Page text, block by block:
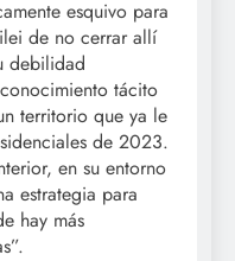
esquivo para
de no cerrar allí
debilidad
tácito
territorio que ya le
de 2023.
en su entorno
estrategia para
hay más